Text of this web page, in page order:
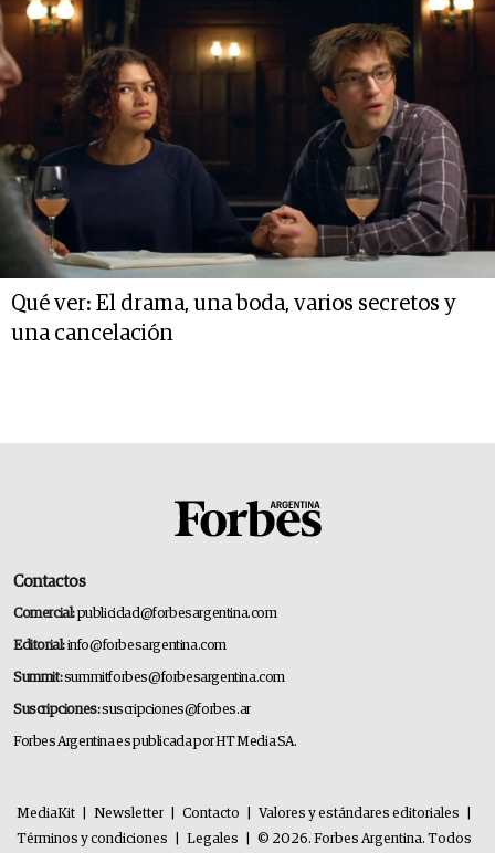
Qué ver: El drama, una boda, varios secretos y
una cancelación
Contactos
Comercial:publicidad@forbesargentina.com
Editorial:info@forbesargentina.com
Summit:summitforbes@forbesargentina.com
Suscripciones:suscripciones@forbes.ar
Forbes Argentina es publicada por HT Media SA.
MediaKit Newsletter Contacto Valores y estándares editoriales
Términos y condiciones
Legales © 2026. Forbes Argentina. Todos